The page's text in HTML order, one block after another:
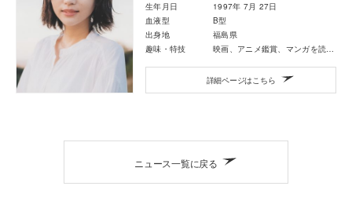
生年月日
1997年 7月 27日
血液型
B型
出身地
福島県
趣味・特技
映画、アニメ鑑賞、マンガを読むこと
詳細ページはこちら
ニュース一覧に戻る